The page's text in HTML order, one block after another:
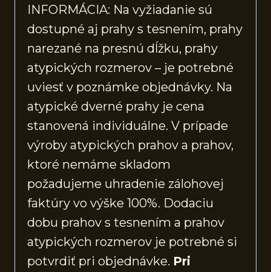
INFORMÁCIA: Na vyžiadanie sú
dostupné aj prahy s tesnením, prahy
narezané na presnú dĺžku, prahy
atypických rozmerov – je potrebné
uviesť v poznámke objednávky. Na
atypické dverné prahy je cena
stanovená individuálne. V prípade
výroby atypických prahov a prahov,
ktoré nemáme skladom
požadujeme uhradenie zálohovej
faktúry vo výške 100%. Dodaciu
dobu prahov s tesnením a prahov
atypických rozmerov je potrebné si
potvrdiť pri objednávke. Pri